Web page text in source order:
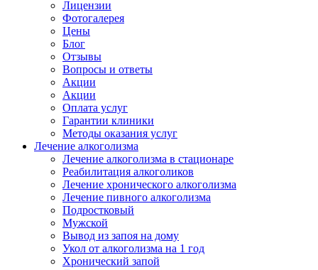
Лицензии
Фотогалерея
Цены
Блог
Отзывы
Вопросы и ответы
Акции
Акции
Оплата услуг
Гарантии клиники
Методы оказания услуг
Лечение алкоголизма
Лечение алкоголизма в стационаре
Реабилитация алкоголиков
Лечение хронического алкоголизма
Лечение пивного алкоголизма
Подростковый
Мужской
Вывод из запоя на дому
Укол от алкоголизма на 1 год
Хронический запой